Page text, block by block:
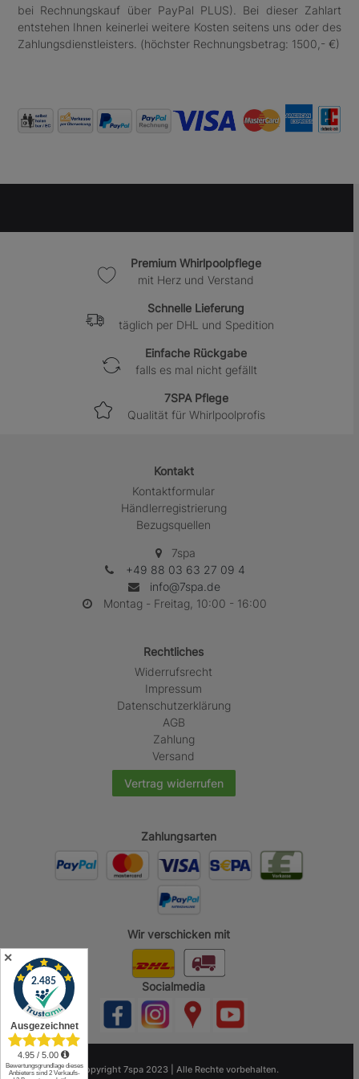
bei Rechnungskauf über PayPal PLUS). Bei dieser Zahlart
entstehen Ihnen keinerlei weitere Kosten seitens uns oder des
Zahlungsdienstleisters. (höchster Rechnungsbetrag: 1500,- €)
Premium Whirlpoolpflege
mit Herz und Verstand
Schnelle Lieferung
täglich per DHL und Spedition
Einfache Rückgabe
falls es mal nicht gefällt
7SPA Pflege
Qualität für Whirlpoolprofis
Kontakt
Kontaktformular
Händlerregistrierung
Bezugsquellen
7spa
+49 88 03 63 27 09 4
info@7spa.de
Montag - Freitag, 10:00 - 16:00
Rechtliches
Widerrufs­recht
Impressum
Daten­schutz­erklärung
AGB
Zahlung
Versand
Vertrag widerrufen
Zahlungsarten
Wir verschicken mit
Socialmedia
© Copyright 7spa 2023 | Alle Rechte vorbehalten.
✕